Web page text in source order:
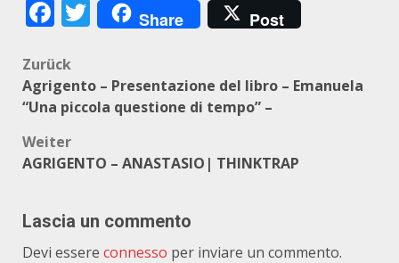
Facebook
Twitter
Share Post
Beitragsnavigation
Zurück
Agrigento – Presentazione del libro – Emanuela
“Una piccola questione di tempo” –
Weiter
AGRIGENTO – ANASTASIO| THINKTRAP
Lascia un commento
Devi essere connesso per inviare un commento.